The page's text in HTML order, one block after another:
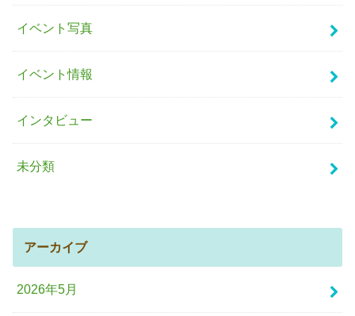
イベント写真
イベント情報
インタビュー
未分類
アーカイブ
2026年5月